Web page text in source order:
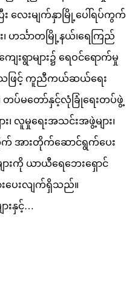
း လေးမျက်နှာမြို့ပေါ်ရပ်ကွက်
း၊ ဟင်္သာတမြို့နယ်၊ရေကြည်
းရွာများ၌ ရေဝင်ရောက်မှု
းခဲ့သဖြင့် ကူညီကယ်ဆယ်ရေး
တပ်မတော်နှင့်လုံခြုံရေးတပ်ဖွဲ့
း၊ လူမှုရေးအသင်းအဖွဲ့များ၊
တိုက် အားတိုက်ဆောင်ရွက်ပေး
ားကို ယာယီရေဘေးရှောင်
ျထားပေးလျက်ရှိသည်။
းနှင့်…